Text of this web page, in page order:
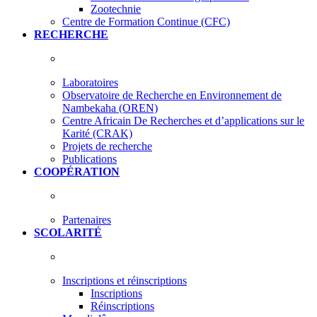
Zootechnie
Centre de Formation Continue (CFC)
RECHERCHE
Laboratoires
Observatoire de Recherche en Environnement de
Nambekaha (OREN)
Centre Africain De Recherches et d’applications sur le
Karité (CRAK)
Projets de recherche
Publications
COOPÉRATION
Partenaires
SCOLARITÉ
Inscriptions et réinscriptions
Inscriptions
Réinscriptions